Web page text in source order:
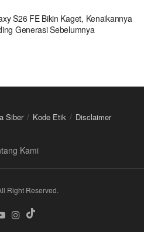
S26 FE Bikin Kaget, Kenaikannya
Generasi Sebelumnya
Siber Kode Etik Disclaimer
Kami
Right Reserved.